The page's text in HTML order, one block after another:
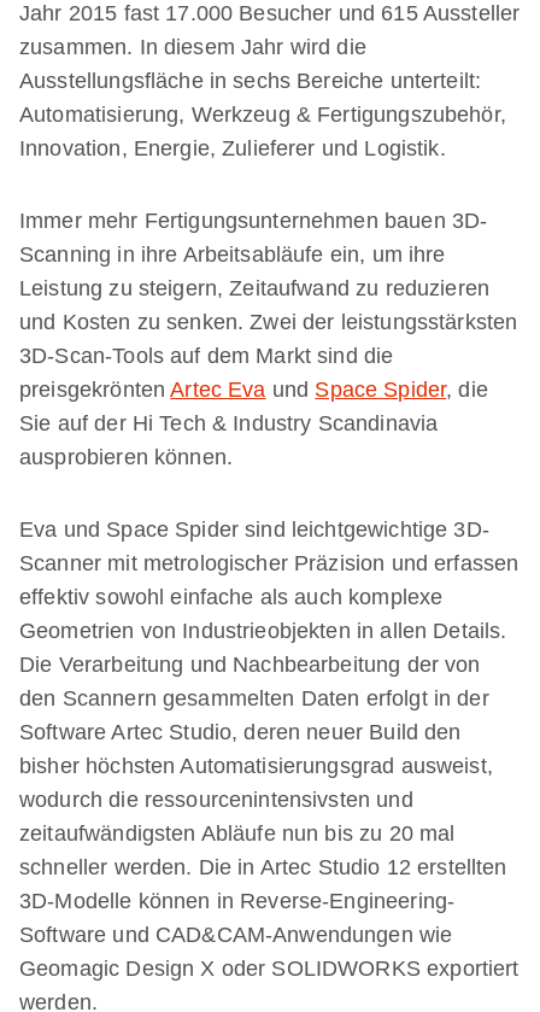
Jahr 2015 fast 17.000 Besucher und 615 Aussteller
zusammen. In diesem Jahr wird die
Ausstellungsfläche in sechs Bereiche unterteilt:
Automatisierung, Werkzeug & Fertigungszubehör,
Innovation, Energie, Zulieferer und Logistik.
Immer mehr Fertigungsunternehmen bauen 3D-
Scanning in ihre Arbeitsabläufe ein, um ihre
Leistung zu steigern, Zeitaufwand zu reduzieren
und Kosten zu senken. Zwei der leistungsstärksten
3D-Scan-Tools auf dem Markt sind die
preisgekröntenArtec Eva und Space Spider, die
Sie auf der Hi Tech & Industry Scandinavia
ausprobieren können.
Eva und Space Spider sind leichtgewichtige 3D-
Scanner mit metrologischer Präzision und erfassen
effektiv sowohl einfache als auch komplexe
Geometrien von Industrieobjekten in allen Details.
Die Verarbeitung und Nachbearbeitung der von
den Scannern gesammelten Daten erfolgt in der
Software Artec Studio, deren neuer Build den
bisher höchsten Automatisierungsgrad ausweist,
wodurch die ressourcenintensivsten und
zeitaufwändigsten Abläufe nun bis zu 20 mal
schneller werden. Die in Artec Studio 12 erstellten
3D-Modelle können in Reverse-Engineering-
Software und CAD&CAM-Anwendungen wie
Geomagic Design X oder SOLIDWORKS exportiert
werden.